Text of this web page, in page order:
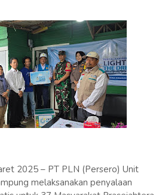
2025 – PT PLN (Persero) Unit
melaksanakan penyalaan